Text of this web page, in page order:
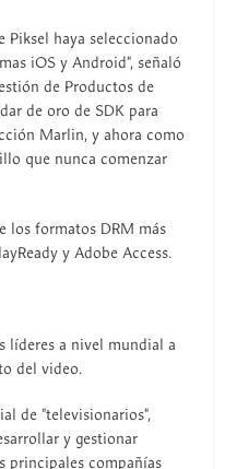
Piksel haya seleccionado
iOS y Android", señaló
de Productos de
de oro de SDK para
Marlin, y ahora como
que nunca comenzar
los formatos DRM más
y Adobe Access.
líderes a nivel mundial a
del video.
de "televisionarios",
y gestionar
principales compañías